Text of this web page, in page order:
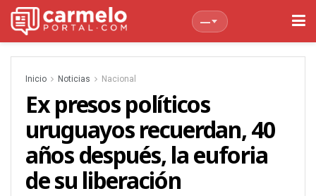
—
Inicio Noticias Nacional
Ex presos políticos
uruguayos recuerdan, 40
años después, la euforia
de su liberación